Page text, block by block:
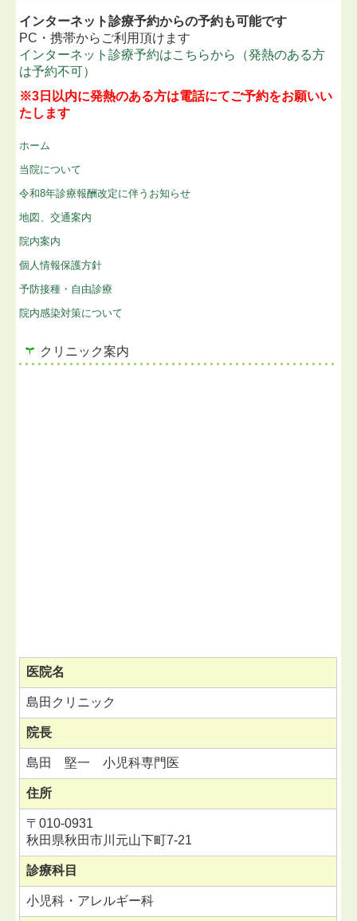
ホーム
当院について
令和8年診療報酬改定に伴うお知らせ
地図、交通案内
院内案内
個人情報保護方針
予防接種・自由診療
院内感染対策について
クリニック案内
医院名
島田クリニック
院長
島田 堅一 小児科専門医
住所
〒010-0931
秋田県秋田市川元山下町7-21
診療科目
小児科・アレルギー科
インターネット診療予約からの予約も可能です
PC・携帯からご利用頂けます
インターネット診療予約はこちらから（発熱のある方
は予約不可）
※3日以内に発熱のある方は電話にてご予約をお願いい
たします